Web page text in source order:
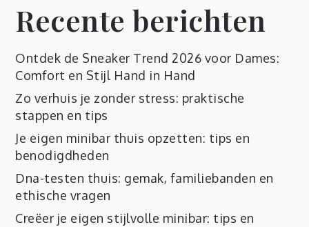
Recente berichten
Ontdek de Sneaker Trend 2026 voor Dames:
Comfort en Stijl Hand in Hand
Zo verhuis je zonder stress: praktische
stappen en tips
Je eigen minibar thuis opzetten: tips en
benodigdheden
Dna-testen thuis: gemak, familiebanden en
ethische vragen
Creëer je eigen stijlvolle minibar: tips en